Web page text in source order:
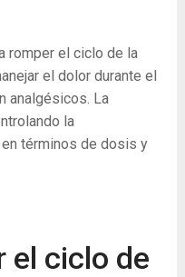
romper el ciclo de la
el dolor durante el
analgésicos. La
la
términos de dosis y
el ciclo de